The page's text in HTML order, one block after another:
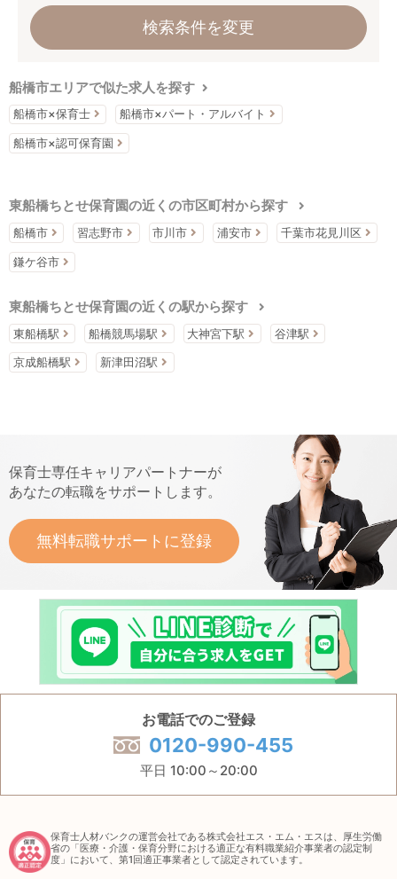
検索条件を変更
船橋市エリアで似た求人を探す
船橋市×保育士 船橋市×パート・アルバイト
船橋市×認可保育園
東船橋ちとせ保育園の近くの市区町村から探す
船橋市 習志野市 市川市 浦安市 千葉市花見川区
鎌ケ谷市
東船橋ちとせ保育園の近くの駅から探す
東船橋駅 船橋競馬場駅 大神宮下駅 谷津駅
京成船橋駅 新津田沼駅
保育士専任キャリアパートナーが
あなたの転職をサポートします。
無料転職サポートに登録
お電話でのご登録
0120-990-455
平日 10:00～20:00
保育士人材バンクの運営会社である株式会社エス・エム・エスは、厚生労働
省の「医療・介護・保育分野における適正な有料職業紹介事業者の認定制
度」において、第1回適正事業者として認定されています。